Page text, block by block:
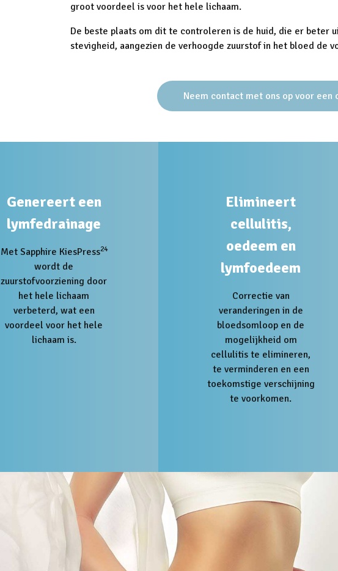
groot voordeel is voor het hele lichaam.
De beste plaats om dit te controleren is de huid, die er beter
stevigheid, aangezien de verhoogde zuurstof in het bloed de
Neem contact met ons op voor een
Genereert een
lymfedrainage
Met Sapphire KiesPress24
wordt de
zuurstofvoorziening door
het hele lichaam
verbeterd, wat een
voordeel voor het hele
lichaam is.
Elimineert
cellulitis,
oedeem en
lymfoedeem
Correctie van
veranderingen in de
bloedsomloop en de
mogelijkheid om
cellulitis te elimineren,
te verminderen en een
toekomstige verschijning
te voorkomen.